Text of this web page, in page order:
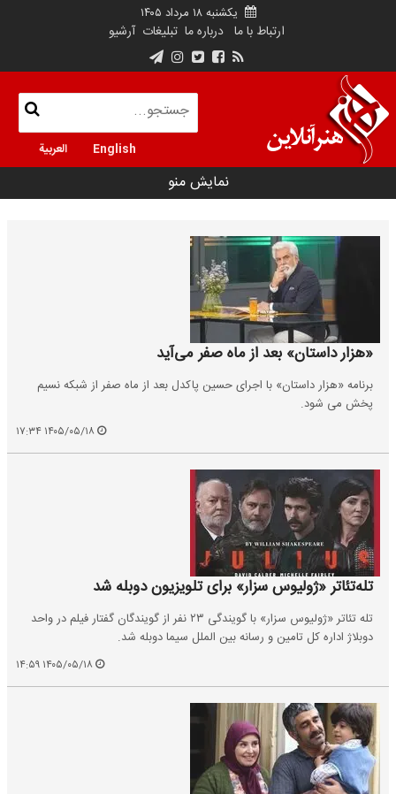
یکشنبه ۱۸ مرداد ۱۴۰۵
ارتباط با ما درباره ما تبلیغات آرشیو
English العربية
نمایش منو
«هزار داستان» بعد از ماه صفر می‌آید
برنامه «هزار داستان» با اجرای حسین پاکدل بعد از ماه صفر از شبکه نسیم
پخش می شود.
تله‌تئاتر «ژولیوس سزار» برای تلویزیون دوبله شد
تله تئاتر «ژولیوس سزار» با گویندگی ۲۳ نفر از گویندگان گفتار فیلم در واحد
دوبلاژ اداره کل تامین و رسانه بین الملل سیما دوبله شد.